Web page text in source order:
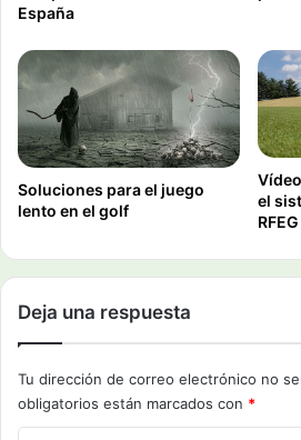
España
Soluciones para el juego
lento en el golf
el
RFEG
Deja una respuesta
Tu dirección de correo electrónico no
obligatorios están marcados con *